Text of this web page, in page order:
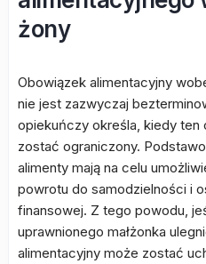
żony
Obowiązek alimentacyjny
nie jest zazwyczaj
opiekuńczy określa, kiedy ten
zostać ograniczony.
alimenty mają na celu
powrotu do samodzielności i
finansowej. Z tego powodu,
uprawnionego małżonka
alimentacyjny może zostać